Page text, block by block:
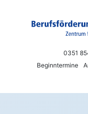
0351
Beginntermine
Neue Chancen